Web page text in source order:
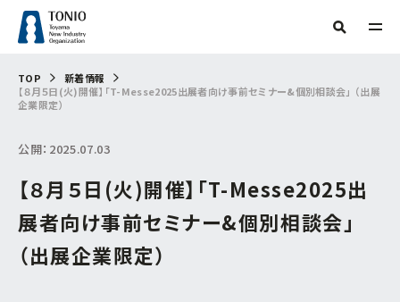
TOP
当機構概要
情報公開
目的からさがす
組織からさがす
人気タグ
グリーン分野研究会
海外展開 商談会 IOT 専門家派遣
相談
デジタル
デジタル技術
ビヨンドコロナ
リバイバル
再起支援 緊急支援 財産処分
フリーワード検索
TOP
新着情報
【８月５日(火)開催】「T-Messe2025出展者向け事前セミナー&個別相談会」 （出展
企業限定）
公開：2025.07.03
【８月５日(火)開催】「T-Messe2025出
展者向け事前セミナー&個別相談会」
（出展企業限定）